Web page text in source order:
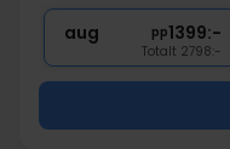
∞ Centralt läge
aug pp1399:-
Totalt 2798:-